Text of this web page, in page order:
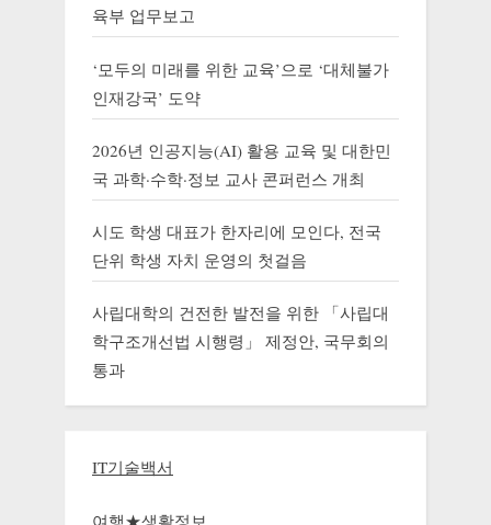
육부 업무보고
‘모두의 미래를 위한 교육’으로 ‘대체불가
인재강국’ 도약
2026년 인공지능(AI) 활용 교육 및 대한민
국 과학·수학·정보 교사 콘퍼런스 개최
시도 학생 대표가 한자리에 모인다, 전국
단위 학생 자치 운영의 첫걸음
사립대학의 건전한 발전을 위한 「사립대
학구조개선법 시행령」 제정안, 국무회의
통과
IT기술백서